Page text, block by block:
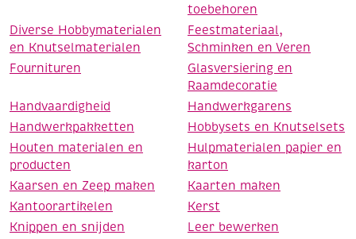
toebehoren
Diverse Hobbymaterialen
en Knutselmaterialen
Feestmateriaal,
Schminken en Veren
Fournituren
Glasversiering en
Raamdecoratie
Handvaardigheid
Handwerkgarens
Handwerkpakketten
Hobbysets en Knutselsets
Houten materialen en
producten
Hulpmaterialen papier en
karton
Kaarsen en Zeep maken
Kaarten maken
Kantoorartikelen
Kerst
Knippen en snijden
Leer bewerken